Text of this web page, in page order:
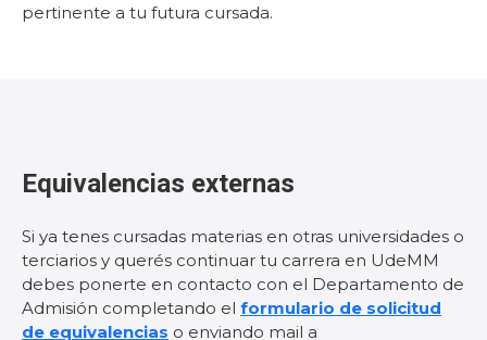
pertinente a tu futura cursada.
Equivalencias externas
Si ya tenes cursadas materias en otras universidades o
terciarios y querés continuar tu carrera en UdeMM
debes ponerte en contacto con el Departamento de
Admisión completando el formulario de solicitud
de equivalencias o enviando mail a